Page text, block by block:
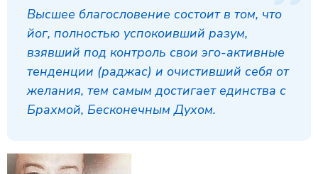
Высшее благословение состоит в том, что
йог, полностью успокоивший разум,
взявший под контроль свои эго-активные
тенденции (раджас) и очистивший себя от
желания, тем самым достигает единства с
Брахмой, Бесконечным Духом.